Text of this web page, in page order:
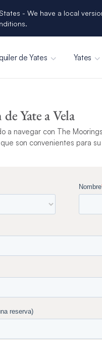
- We have a local
de Yates Yates
Yate a Vela
a navegar con The
son convenientes para